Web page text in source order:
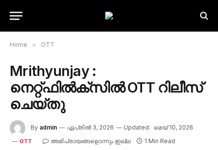
Home » OTT
Mrithyunjay :
നെറ്റ്ഫിൽക്സിൽ OTT റിലീസ്
ചെയ്തു
By admin ഏപ്രിൽ 3, 2026 Updated: മെയ്‌ 10, 2026
OTT അഭിപ്രായങ്ങളൊന്നും ഇല്ല 1 Min Read